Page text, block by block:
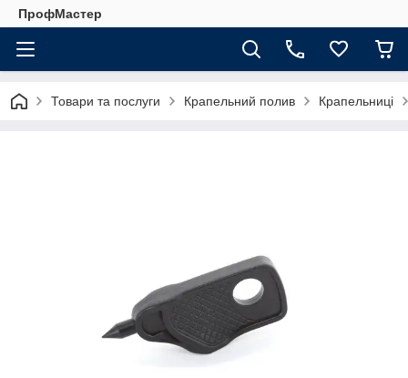
ПрофМастер
Товари та послуги Крапельний полив Крапельниці